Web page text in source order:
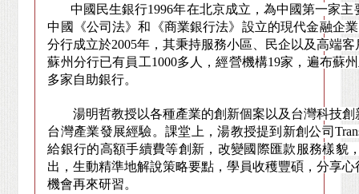
中國民生銀行1996年在北京成立，為中國第一家主
中國《公司法》和《商業銀行法》設立的現代金融企
分行成立於2005年，其秉持服務小區、民企以及高端
蘇州分行已有員工1000多人，經營機構19家，遍布蘇
多家自助銀行。
湯明哲教授以各種產業的創新個案以及台灣科技創
台灣產業發展經驗。課堂上，湯教授提到新創公司
給銀行的高額手續費等創新，改變國際匯款服務樣貌
出，生動精準地解說策略要點，學員收穫豐碩，分享
機會再來研習。